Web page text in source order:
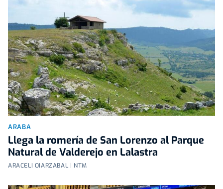
ARABA
Llega la romería de San Lorenzo al Parque
Natural de Valderejo en Lalastra
ARACELI OIARZABAL | NTM